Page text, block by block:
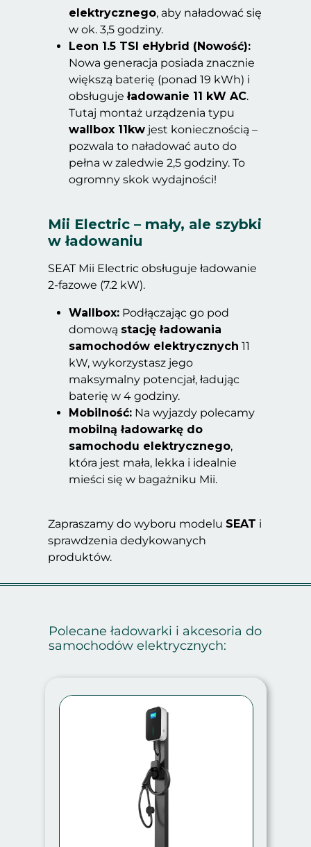
Polecane ładowarki i akcesoria do
samochodów elektrycznych:
elektrycznego, aby naładować się
w ok. 3,5 godziny.
Leon 1.5 TSI eHybrid (Nowość):
Nowa generacja posiada znacznie
większą baterię (ponad 19 kWh) i
obsługujeładowanie 11 kW AC.
Tutaj montaż urządzenia typu
wallbox 11kw jest koniecznością –
pozwala to naładować auto do
pełna w zaledwie 2,5 godziny. To
ogromny skok wydajności!
Mii Electric – mały, ale szybki
w ładowaniu
SEAT Mii Electric obsługuje ładowanie
2-fazowe (7.2 kW).
Wallbox: Podłączając go pod
domową stację ładowania
samochodów elektrycznych 11
kW, wykorzystasz jego
maksymalny potencjał, ładując
baterię w 4 godziny.
Mobilność: Na wyjazdy polecamy
mobilną ładowarkę do
samochodu elektrycznego,
która jest mała, lekka i idealnie
mieści się w bagażniku Mii.
Zapraszamy do wyboru modelu SEAT i
sprawdzenia dedykowanych
produktów.